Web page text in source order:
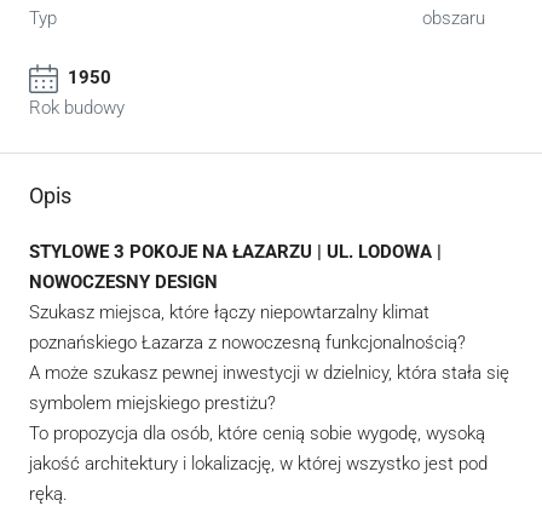
Typ
obszaru
1950
Rok budowy
Opis
STYLOWE 3 POKOJE NA ŁAZARZU | UL. LODOWA |
NOWOCZESNY DESIGN
Szukasz miejsca, które łączy niepowtarzalny klimat
poznańskiego Łazarza z nowoczesną funkcjonalnością?
A może szukasz pewnej inwestycji w dzielnicy, która stała się
symbolem miejskiego prestiżu?
To propozycja dla osób, które cenią sobie wygodę, wysoką
jakość architektury i lokalizację, w której wszystko jest pod
ręką.